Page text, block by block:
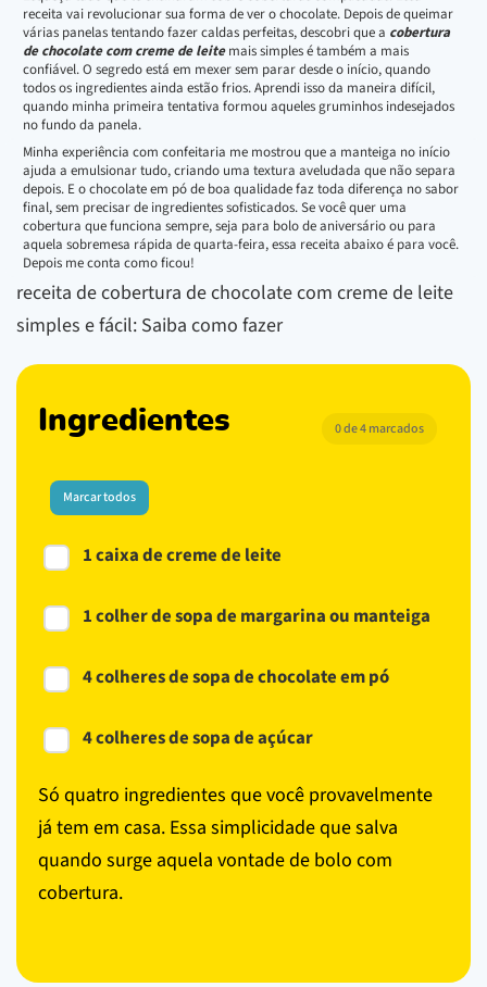
receita vai revolucionar sua forma de ver o chocolate. Depois de queimar
várias panelas tentando fazer caldas perfeitas, descobri que a cobertura
de chocolate com creme de leitemais simples é também a mais
confiável. O segredo está em mexer sem parar desde o início, quando
todos os ingredientes ainda estão frios. Aprendi isso da maneira difícil,
quando minha primeira tentativa formou aqueles gruminhos indesejados
no fundo da panela.
Minha experiência com confeitaria me mostrou que a manteiga no início
ajuda a emulsionar tudo, criando uma textura aveludada que não separa
depois. E o chocolate em pó de boa qualidade faz toda diferença no sabor
final, sem precisar de ingredientes sofisticados. Se você quer uma
cobertura que funciona sempre, seja para bolo de aniversário ou para
aquela sobremesa rápida de quarta-feira, essa receita abaixo é para você.
Depois me conta como ficou!
receita de cobertura de chocolate com creme de leite
simples e fácil: Saiba como fazer
Ingredientes 0 de 4 marcados
Marcar todos
1 caixa de creme de leite
1 colher de sopa de margarina ou manteiga
4 colheres de sopa de chocolate em pó
4 colheres de sopa de açúcar
Só quatro ingredientes que você provavelmente
já tem em casa. Essa simplicidade que salva
quando surge aquela vontade de bolo com
cobertura.